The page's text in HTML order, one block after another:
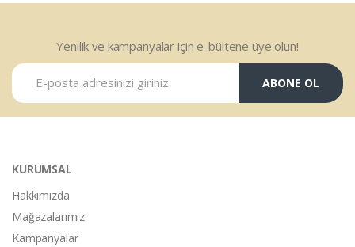
Yenilik ve kampanyalar için e-bültene üye olun!
ABONE OL
KURUMSAL
Hakkımızda
Mağazalarımız
Kampanyalar